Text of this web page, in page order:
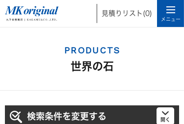
見積りリスト (0)
PRODUCTS
世界の石
検索条件を変更する